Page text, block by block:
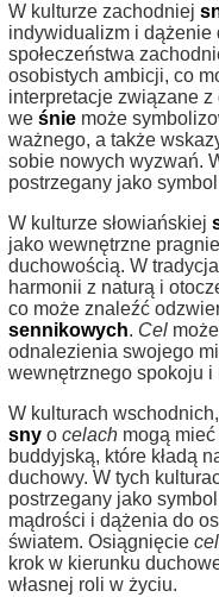
W kulturze zachodniej
indywidualizm i dążenie
społeczeństwa
osobistych ambicji, co
interpretacje związane
we śnie może
ważnego, a także
sobie nowych wyzwań.
postrzegany jako
W kulturze słowiańskiej
jako wewnętrzne
duchowością. W
harmonii z naturą i
co może znaleźć
sennikowych. Cel
odnalezienia swojego
wewnętrznego spokoju i
W kulturach
sny o celach mogą
buddyjską, które kładą
duchowy. W tych
postrzegany jako
mądrości i dążenia do
światem. Osiągnięcie
krok w kierunku
własnej roli w życiu.